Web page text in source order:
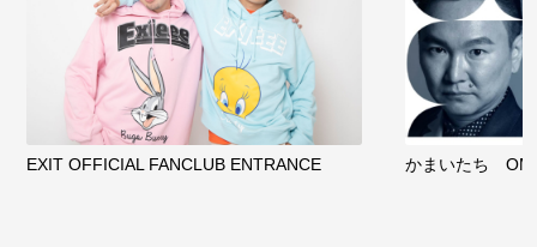
EXIT OFFICIAL FANCLUB ENTRANCE かまいたち